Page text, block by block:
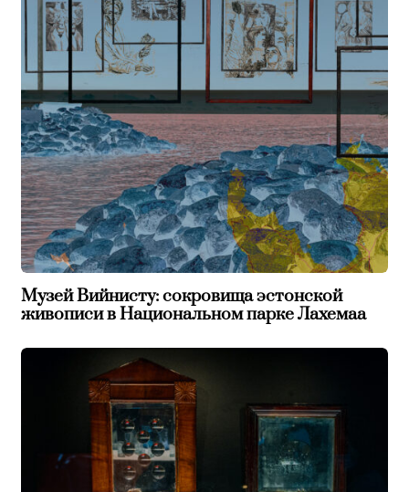
Музей Вийнисту: сокровища эстонской
живописи в Национальном парке Лахемаа